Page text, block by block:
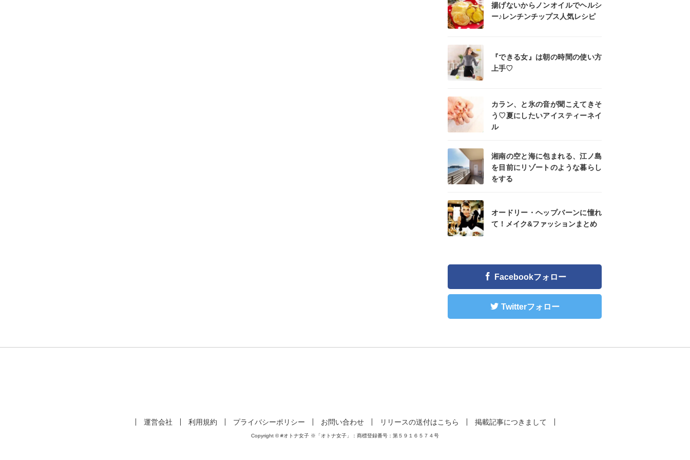
揚げないからノンオイルでヘルシ
ー♪レンチンチップス人気レシピ
『できる女』は朝の時間の使い方
上手♡
カラン、と氷の音が聞こえてきそ
う♡夏にしたいアイスティーネイ
ル
湘南の空と海に包まれる、江ノ島
を目前にリゾートのような暮らし
をする
オードリー・ヘップバーンに憧れ
て！メイク&ファッションまとめ
Facebookフォロー
Twitterフォロー
運営会社 利用規約 プライバシーポリシー お問い合わせ リリースの送付はこちら 掲載記事につきまして
Copyright © #オトナ女子 ※「オトナ女子」：商標登録番号：第５９１６５７４号